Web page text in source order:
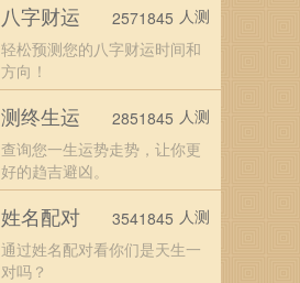
八字财运
轻松预测您的八字财运时间和
方向！
2571845 人测
测终生运
查询您一生运势走势，让你更
好的趋吉避凶。
2851845 人测
姓名配对
通过姓名配对看你们是天生一
对吗？
3541845 人测